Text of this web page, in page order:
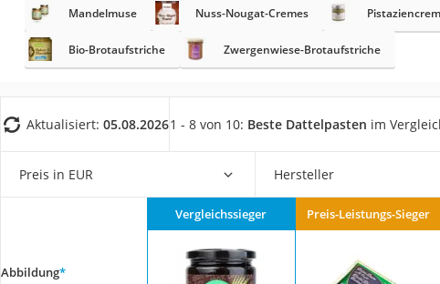
Grapefruitkernextrakt
Matcha-Set
Trüffelöl
Erythrit
Müsli ohne
Service
Mandelmuse Nuss-Nougat-Cremes
Bio-Brotaufstriche Zwergenwiese-Brotaufstriche
Aktualisiert: 05.08.20261 - 8 von 10: Beste Dattelpasten im
Preis in EUR Hersteller
Abbildung*
Vergleichssieger Preis-Leistungs-Sieger